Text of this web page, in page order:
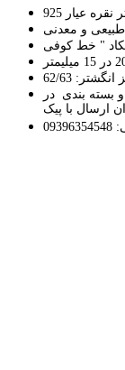
نقره عیار 925
و معدنی
" خط کوفی
62/63
بسته بندی در